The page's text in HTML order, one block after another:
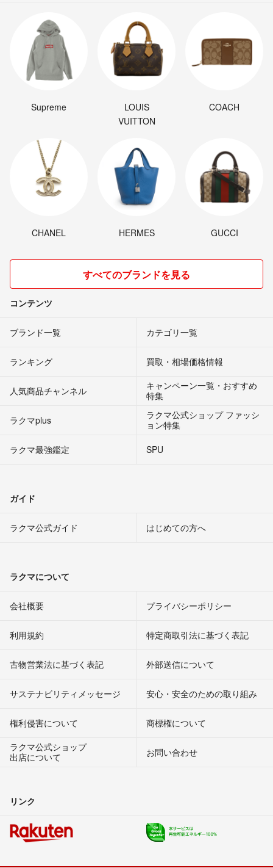
Supreme
LOUIS
VUITTON
COACH
CHANEL HERMES GUCCI
すべてのブランドを見る
コンテンツ
ブランド一覧 カテゴリ一覧
ランキング 買取・相場価格情報
人気商品チャンネル
キャンペーン一覧・おすすめ
特集
ラクマplus
ラクマ公式ショップ ファッシ
ョン特集
ラクマ最強鑑定
SPU
ガイド
ラクマ公式ガイド はじめての方へ
ラクマについて
会社概要 プライバシーポリシー
利用規約 特定商取引法に基づく表記
古物営業法に基づく表記 外部送信について
サステナビリティメッセージ 安心・安全のための取り組み
権利侵害について
商標権について
ラクマ公式ショップ
出店について
お問い合わせ
リンク